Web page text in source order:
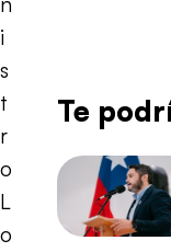
i
s
t
r
o
L
o
Te